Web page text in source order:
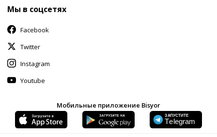
Мы в соцсетях
Facebook
Twitter
Instagram
Youtube
Мобильные приложение Bisyor